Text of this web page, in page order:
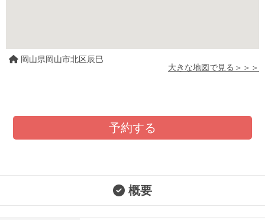
岡山県岡山市北区辰巳
大きな地図で見る＞＞＞
予約する
概要